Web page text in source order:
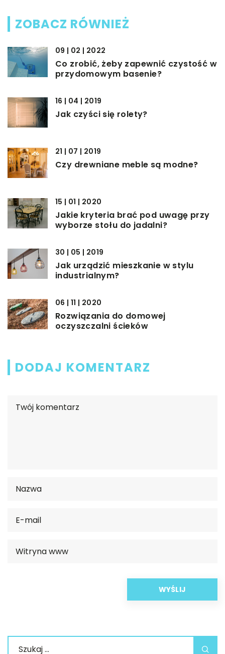
ZOBACZ RÓWNIEŻ
09 | 02 | 2022
Co zrobić, żeby zapewnić czystość w
przydomowym basenie?
16 | 04 | 2019
Jak czyści się rolety?
21 | 07 | 2019
Czy drewniane meble są modne?
15 | 01 | 2020
Jakie kryteria brać pod uwagę przy
wyborze stołu do jadalni?
30 | 05 | 2019
Jak urządzić mieszkanie w stylu
industrialnym?
06 | 11 | 2020
Rozwiązania do domowej
oczyszczalni ścieków
DODAJ KOMENTARZ